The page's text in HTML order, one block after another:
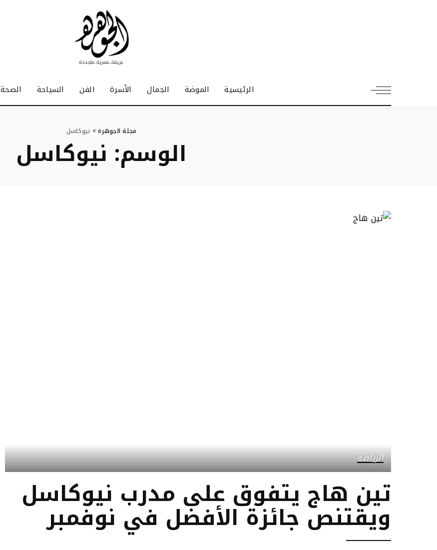
الرئيسية الموضة الجمال الأسرة الفن السياحة الصحة
مجلة الجوهرة> نيوكاسل
الوسم: نيوكاسل
الرياضة
تين هاج يتفوق على مدرب نيوكاسل
ويقتنص جائزة الأفضل في نوفمبر